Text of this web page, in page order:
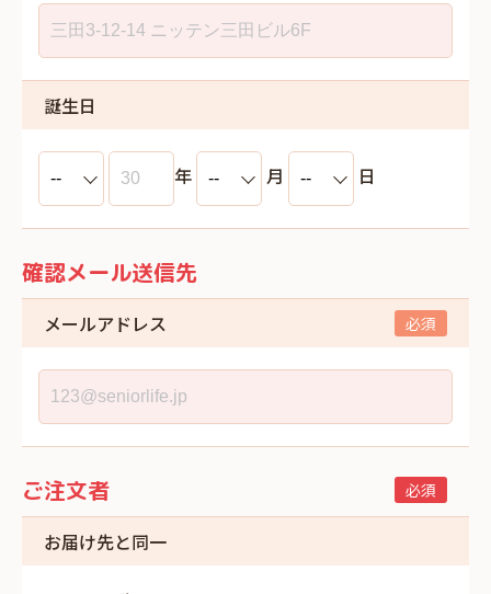
誕生日
年 月 日
確認メール送信先
メールアドレス
ご注文者
お届け先と同一